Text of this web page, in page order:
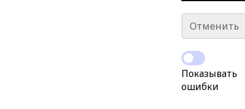
Отменить
Показывать
ошибки